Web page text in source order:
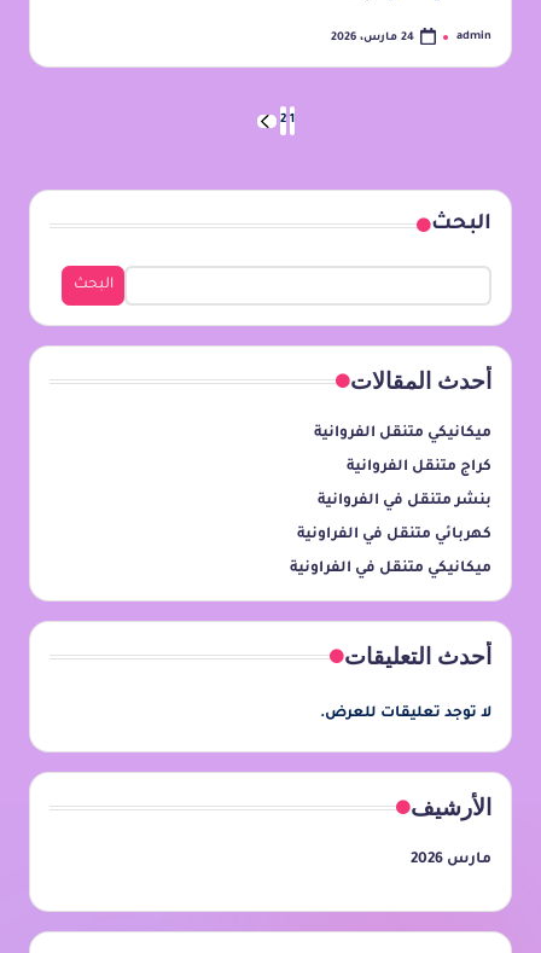
admin 24 مارس، 2026
1
2
البحث
البحث
أحدث المقالات
ميكانيكي متنقل الفروانية
كراج متنقل الفروانية
بنشر متنقل في الفروانية
كهربائي متنقل في الفراونية
ميكانيكي متنقل في الفراونية
أحدث التعليقات
لا توجد تعليقات للعرض.
الأرشيف
مارس 2026